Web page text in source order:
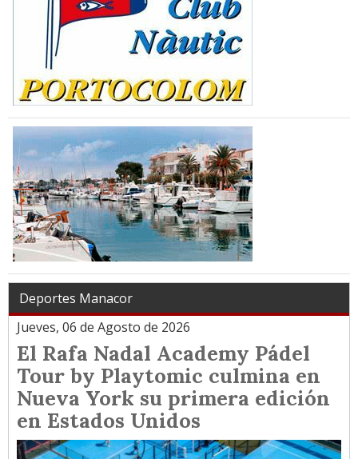
Deportes Manacor
Jueves, 06 de Agosto de 2026
El Rafa Nadal Academy Pádel
Tour by Playtomic culmina en
Nueva York su primera edición
en Estados Unidos